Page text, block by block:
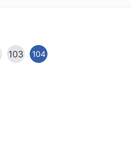
103 104